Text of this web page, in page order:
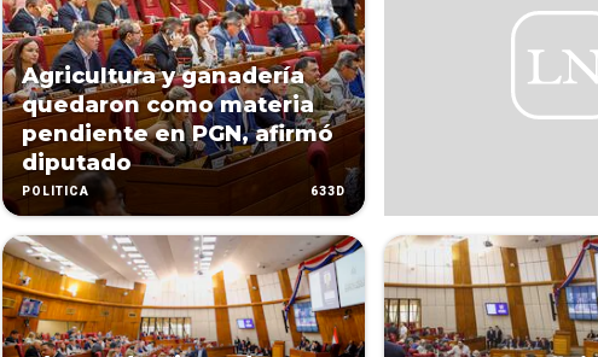
Agricultura y ganadería
quedaron como materia
pendiente en PGN, afirmó
diputado
POLÍTICA 633D